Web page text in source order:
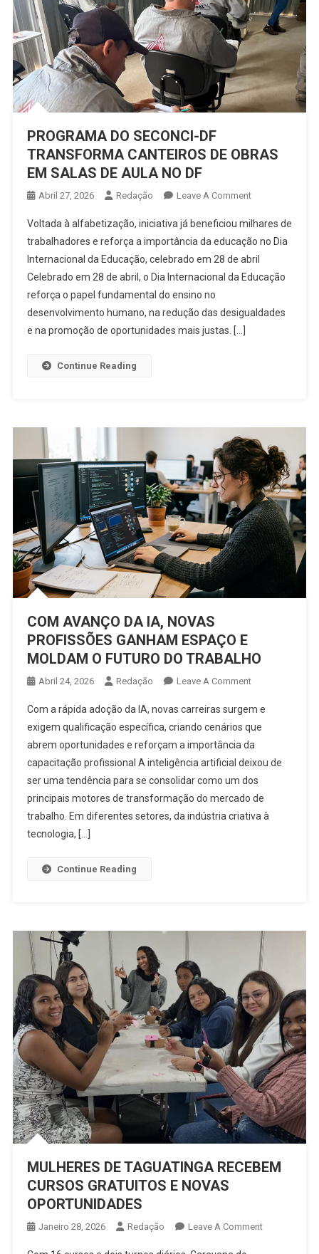
PROGRAMA DO SECONCI-DF
TRANSFORMA CANTEIROS DE OBRAS
EM SALAS DE AULA NO DF
Abril 27, 2026 Redação Leave A CommentOn
DO
SECONCI-
DF
TRANSFORMA
DE
Voltada à alfabetização, iniciativa já beneficiou milhares de
trabalhadores e reforça a importância da educação no Dia
Internacional da Educação, celebrado em 28 de abril
Celebrado em 28 de abril, o Dia Internacional da Educação
reforça o papel fundamental do ensino no
desenvolvimento humano, na redução das desigualdades
e na promoção de oportunidades mais justas. […]
Continue Reading
COM AVANÇO DA IA, NOVAS
PROFISSÕES GANHAM ESPAÇO E
MOLDAM O FUTURO DO TRABALHO
Abril 24, 2026 Redação Leave A CommentOn
AVANÇO
DA
IA,
NOVAS
PROFISSÕES
GANHAM
ESPAÇO
Com a rápida adoção da IA, novas carreiras surgem e
exigem qualificação específica, criando cenários que
abrem oportunidades e reforçam a importância da
capacitação profissional A inteligência artificial deixou de
ser uma tendência para se consolidar como um dos
principais motores de transformação do mercado de
trabalho. Em diferentes setores, da indústria criativa à
tecnologia, […]
Continue Reading
MULHERES DE TAGUATINGA RECEBEM
CURSOS GRATUITOS E NOVAS
OPORTUNIDADES
Janeiro 28, 2026 Redação Leave A CommentOn